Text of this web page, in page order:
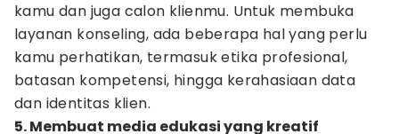
kamu dan juga calon klienmu. Untuk membuka
layanan konseling, ada beberapa hal yang perlu
kamu perhatikan, termasuk etika profesional,
batasan kompetensi, hingga kerahasiaan data
dan identitas klien.
5. Membuat media edukasi yang kreatif